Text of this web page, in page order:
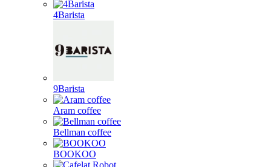
4Barista
9Barista
Aram coffee
Bellman coffee
BOOKOO